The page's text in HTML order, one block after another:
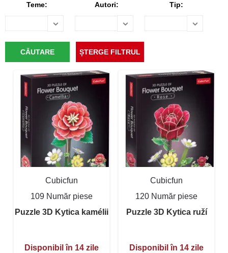
Teme: Autori: Tip:
Cubicfun
109 Număr piese
Puzzle 3D Kytica kamélii
Disponibil în 14 zile
Cubicfun
120 Număr piese
Puzzle 3D Kytica ruží
Disponibil în 14 zile